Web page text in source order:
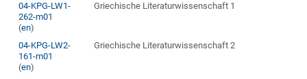
04-KPG-LW1-
262-m01
(en)
Griechische Literaturwissenschaft 1
04-KPG-LW2-
161-m01
(en)
Griechische Literaturwissenschaft 2